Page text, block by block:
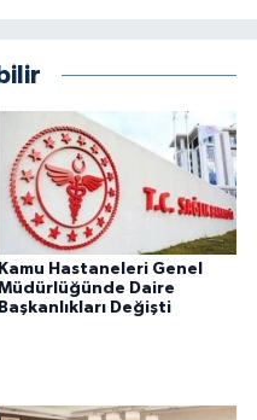
Kamu Hastaneleri Genel
Daire
Başkanlıkları Değişti